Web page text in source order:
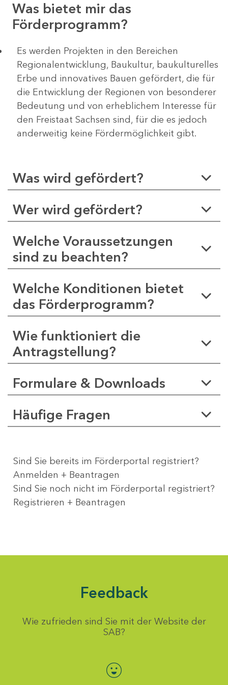
Was bietet mir das
Förderprogramm?
Es werden Projekten in den Bereichen
Regionalentwicklung, Baukultur, baukulturelles
Erbe und innovatives Bauen gefördert, die für
die Entwicklung der Regionen von besonderer
Bedeutung und von erheblichem Interesse für
den Freistaat Sachsen sind, für die es jedoch
anderweitig keine Fördermöglichkeit gibt.
Was wird gefördert?
Wer wird gefördert?
Welche Voraussetzungen
sind zu beachten?
Welche Konditionen bietet
das Förderprogramm?
Wie funktioniert die
Antragstellung?
Formulare & Downloads
Häufige Fragen
Sind Sie bereits im Förderportal registriert?
Anmelden + Beantragen
Sind Sie noch nicht im Förderportal registriert?
Registrieren + Beantragen
Feedback
Wie zufrieden sind Sie mit der Website der
SAB?
Bewertung auswählen